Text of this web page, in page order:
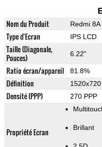
Nom du Produit Redmi 8A
Type d'Ecran IPS LCD
Taille (Diagonale,
Pouces)
6.22"
Ratio écran/appareil 81.8%
Définition 1520x720
Densité (PPP) 270 PPP
Propriété Ecran Brillant